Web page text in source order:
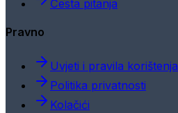
Česta pitanja
Pravno
Uvjeti i pravila korištenja
Politika privatnosti
Kolačići